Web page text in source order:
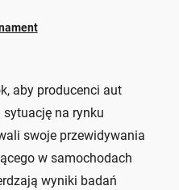
aby producenci aut
na rynku
swoje przewidywania
w samochodach
wyniki badań